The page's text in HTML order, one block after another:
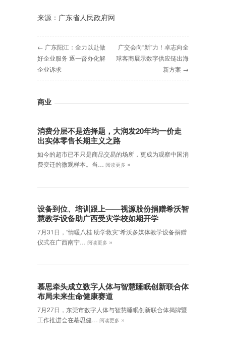
来源：广东省人民政府网
← 广东阳江：全力以赴做
好企业服务 逐一督办化解
企业诉求
广交会向“新”力！卓志向全
球客商展示数字供应链出海
新方案 →
商业
消费分层不是选择题，大润发20年均一价走
出实体零售长期主义之路
如今的超市已不只是商品交易的场所，更成为观察中国消
费变迁的微观样本。当…
阅读更多 »
设备到位、培训跟上——视源股份捐赠希沃智
慧教学设备助广西受灾学校如期开学
7月31日，“情暖八桂 助学救灾”希沃多媒体教学设备捐赠
仪式在广西南宁…
阅读更多 »
慕思牵头成立数字人体与智慧睡眠创新联合体
布局未来生命健康赛道
7月27日，东莞市数字人体与智慧睡眠创新联合体揭牌暨
工作推进会在慕思健…
阅读更多 »